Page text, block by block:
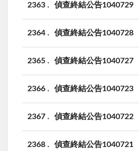
2363 偵查終結公告1040729
2364 偵查終結公告1040728
2365 偵查終結公告1040727
2366 偵查終結公告1040723
2367 偵查終結公告1040722
2368 偵查終結公告1040721